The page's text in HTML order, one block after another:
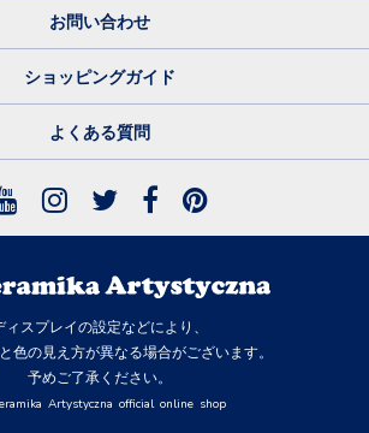
お問い合わせ
ショッピングガイド
よくある質問
ィスプレイの設定などにより、
色の見え方が異なる場合がございます。
予めご了承ください。
Artystyczna official online shop